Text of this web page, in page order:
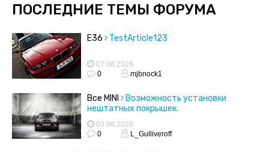
ПОСЛЕДНИЕ ТЕМЫ ФОРУМА
E36 TestArticle123
07.08.2026
0
mjbnock1
Все MINI
Возможность установки
нештатных покрышек.
03.08.2026
0
L_Gulliveroff